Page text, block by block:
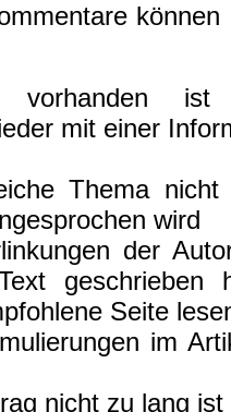
vorhanden
mit einer
Thema
wird
der
Seite
im
nicht zu lang ist